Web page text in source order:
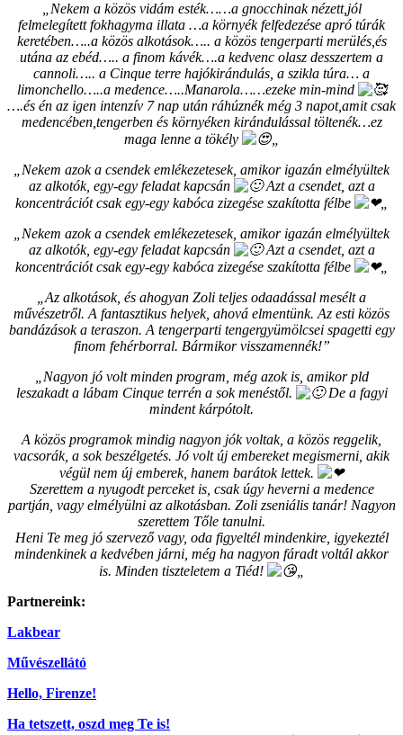
„Nekem a közös vidám esték……a gnocchinak nézett,jól
felmelegített fokhagyma illata …a környék felfedezése apró túrák
keretében…..a közös alkotások….. a közös tengerparti merülés,és
utána az ebéd….. a finom kávék….a kedvenc olasz desszertem a
cannoli….. a Cinque terre hajókirándulás, a szikla túra… a
limonchello…..a medence…..Manarola……ezeke min-mind
….és én az igen intenzív 7 nap után ráhúznék még 3 napot,amit csak
medencében,tengerben és környéken kirándulással töltenék…ez
maga lenne a tökély
„
„Nekem azok a csendek emlékezetesek, amikor igazán elmélyültek
az alkotók, egy-egy feladat kapcsán
Azt a csendet, azt a
koncentrációt csak egy-egy kabóca zizegése szakította félbe
„
„Nekem azok a csendek emlékezetesek, amikor igazán elmélyültek
az alkotók, egy-egy feladat kapcsán
Azt a csendet, azt a
koncentrációt csak egy-egy kabóca zizegése szakította félbe
„
„Az alkotások, és ahogyan Zoli teljes odaadással mesélt a
művészetről. A fantasztikus helyek, ahová elmentünk. Az esti közös
bandázások a teraszon. A tengerparti tengergyümölcsei spagetti egy
finom fehérborral. Bármikor visszamennék!”
„Nagyon jó volt minden program, még azok is, amikor pld
leszakadt a lábam Cinque terrén a sok menéstől.
De a fagyi
mindent kárpótolt.
A közös programok mindig nagyon jók voltak, a közös reggelik,
vacsorák, a sok beszélgetés. Jó volt új embereket megismerni, akik
végül nem új emberek, hanem barátok lettek.
Szerettem a nyugodt perceket is, csak úgy heverni a medence
partján, vagy elmélyülni az alkotásban. Zoli zseniális tanár! Nagyon
szerettem Tőle tanulni.
Heni Te meg jó szervező vagy, oda figyeltél mindenkire, igyekeztél
mindenkinek a kedvében járni, még ha nagyon fáradt voltál akkor
is. Minden tiszteletem a Tiéd!
„
Partnereink:
Lakbear
Művészellátó
Hello, Firenze!
Ha tetszett, oszd meg Te is!